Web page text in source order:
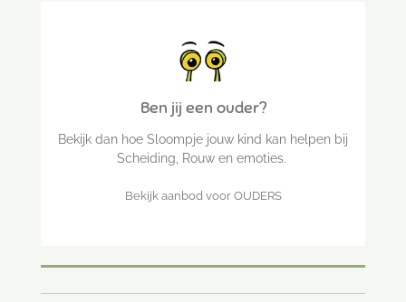
Ben jij een ouder?
Bekijk dan hoe Sloompje jouw kind kan helpen bij
Scheiding, Rouw en emoties.
Bekijk aanbod voor OUDERS